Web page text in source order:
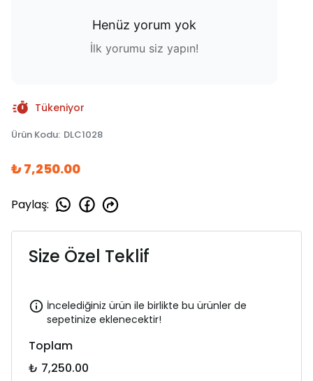
Henüz yorum yok
İlk yorumu siz yapın!
Tükeniyor
Ürün Kodu: DLC1028
₺ 7,250.00
Paylaş:
Size Özel Teklif
İncelediğiniz ürün ile birlikte bu ürünler de
sepetinize eklenecektir!
Toplam
₺ 7,250.00